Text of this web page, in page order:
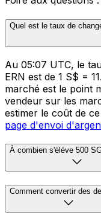
Quel est le taux de
Au 05:07 UTC, le
ERN est de 1 S$ =
marché est le point
vendeur sur les
estimer le coût de
page d'envoi
À combien s'élève 500
Comment convertir des